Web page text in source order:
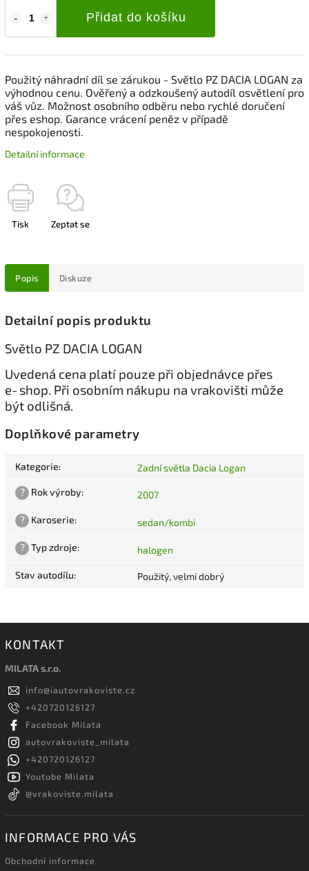
Přidat do košíku
Použitý náhradní díl se zárukou - Světlo PZ DACIA LOGAN za
výhodnou cenu. Ověřený a odzkoušený autodíl osvětlení pro
váš vůz. Možnost osobního odběru nebo rychlé doručení
přes eshop. Garance vrácení peněz v případě
nespokojenosti.
Detailní informace
Tisk Zeptat se
Popis Diskuze
Detailní popis produktu
Světlo PZ DACIA LOGAN
Uvedená cena platí pouze při objednávce přes
e‑shop. Při osobním nákupu na vrakovišti může
být odlišná.
Doplňkové parametry
Kategorie: Zadní světla Dacia Logan
? Rok výroby: 2007
? Karoserie: sedan/kombi
? Typ zdroje: halogen
Stav autodílu: Použitý, velmi dobrý
KONTAKT
MILATA s.r.o.
info@iautovrakoviste.cz
+420720126127
Facebook Milata
autovrakoviste_milata
+420720126127
Youtube Milata
@vrakoviste.milata
INFORMACE PRO VÁS
Obchodní informace